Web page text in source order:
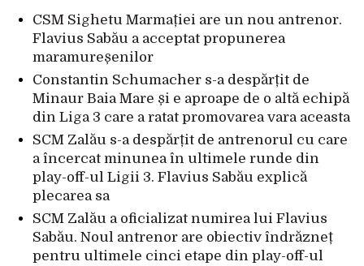
CSM Sighetu Marmației are un nou antrenor.
Flavius Sabău a acceptat propunerea
maramureșenilor
Constantin Schumacher s-a despărțit de
Minaur Baia Mare și e aproape de o altă echipă
din Liga 3 care a ratat promovarea vara aceasta
SCM Zalău s-a despărțit de antrenorul cu care
a încercat minunea în ultimele runde din
play-off-ul Ligii 3. Flavius Sabău explică
plecarea sa
SCM Zalău a oficializat numirea lui Flavius
Sabău. Noul antrenor are obiectiv îndrăzneț
pentru ultimele cinci etape din play-off-ul